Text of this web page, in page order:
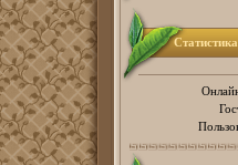
Статистика